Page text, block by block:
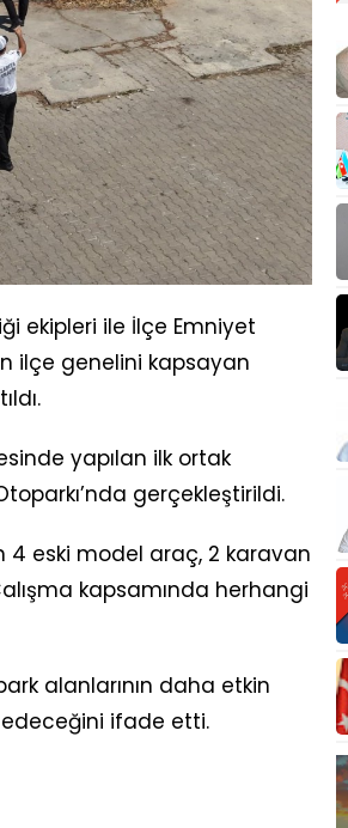
ekipleri ile İlçe Emniyet
ilçe genelini kapsayan
yapılan ilk ortak
gerçekleştirildi.
4 eski model araç, 2 karavan
kapsamında herhangi
alanlarının daha etkin
edeceğini ifade etti.